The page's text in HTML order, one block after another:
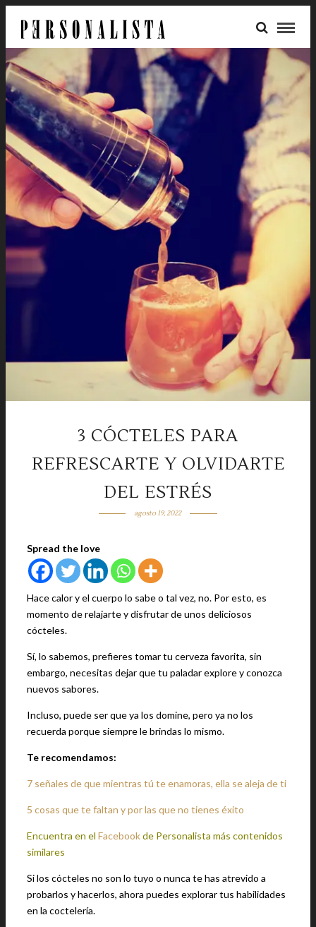
3 CÓCTELES PARA
REFRESCARTE Y OLVIDARTE
DEL ESTRÉS
agosto 19, 2022
Spread the love
Hace calor y el cuerpo lo sabe o tal vez, no. Por esto, es
momento de relajarte y disfrutar de unos deliciosos
cócteles.
Sí, lo sabemos, prefieres tomar tu cerveza favorita, sin
embargo, necesitas dejar que tu paladar explore y conozca
nuevos sabores.
Incluso, puede ser que ya los domine, pero ya no los
recuerda porque siempre le brindas lo mismo.
Te recomendamos:
7 señales de que mientras tú te enamoras, ella se aleja de ti
5 cosas que te faltan y por las que no tienes éxito
Encuentra en el Facebookde Personalista más contenidos
similares
Si los cócteles no son lo tuyo o nunca te has atrevido a
probarlos y hacerlos, ahora puedes explorar tus habilidades
en la coctelería.